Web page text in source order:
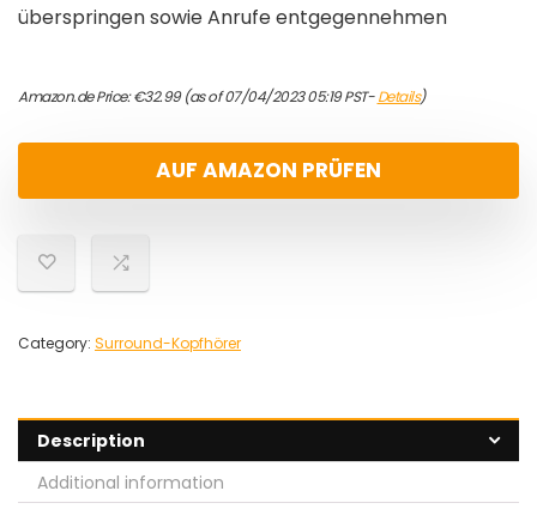
überspringen sowie Anrufe entgegennehmen
Amazon.de Price:€32.99(as of 07/04/2023 05:19 PST-Details)
AUF AMAZON PRÜFEN
Category: Surround-Kopfhörer
Description
Additional information